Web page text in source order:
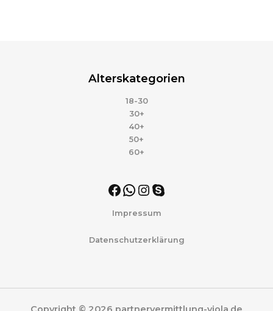
Alterskategorien
18-30
30+
40+
50+
60+
Impressum
Datenschutzerklärung